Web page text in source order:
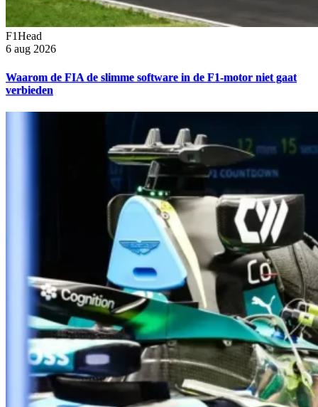
F1Head
6 aug 2026
Waarom de FIA de slimme software in de F1-motor niet gaat
verbieden